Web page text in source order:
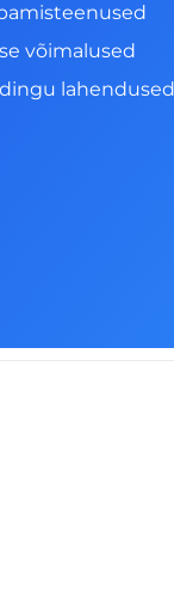
võimalused
lahendused